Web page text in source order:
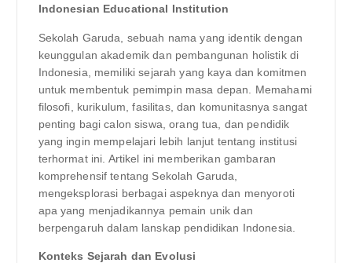
Indonesian Educational Institution
Sekolah Garuda, sebuah nama yang identik dengan
keunggulan akademik dan pembangunan holistik di
Indonesia, memiliki sejarah yang kaya dan komitmen
untuk membentuk pemimpin masa depan. Memahami
filosofi, kurikulum, fasilitas, dan komunitasnya sangat
penting bagi calon siswa, orang tua, dan pendidik
yang ingin mempelajari lebih lanjut tentang institusi
terhormat ini. Artikel ini memberikan gambaran
komprehensif tentang Sekolah Garuda,
mengeksplorasi berbagai aspeknya dan menyoroti
apa yang menjadikannya pemain unik dan
berpengaruh dalam lanskap pendidikan Indonesia.
Konteks Sejarah dan Evolusi